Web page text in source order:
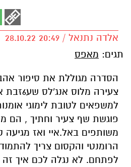
אלדה נתנאל / 20:49 28.10.22
תגים: מאפס
הסדרה מגוללת את סיפור
צעירה
למשפאים לטובת לימוגי
פוגשת שף צעיר וחתיך , הם
משותפים באל.איי ואז מגיעה
הרומנטי והקסום צריך
לפתחם. לא נגלה לכם איך זה